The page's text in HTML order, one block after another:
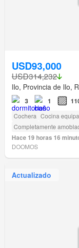
USD93,000
USD314,232
Ilo, Provincia de Ilo,
3 1
Cochera Cocina
Completamente
Hace 19 horas 16
DOOMOS
Actualizado